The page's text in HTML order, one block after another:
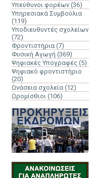
Υπεύθυνοι φορέων (36)
Υπηρεσιακά Συμβούλια
(119)
Υποδιευθυντές σχολείων
(72)
Φροντιστήρια (7)
Φυσική Αγωγή (369)
Ψηφιακές Υπογραφές (5)
Ψηφιακό φροντιστήριο
(20)
Ωνάσεια σχολεία (12)
Ωρομίσθιοι (106)